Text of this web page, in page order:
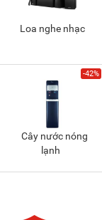
Loa nghe nhạc
-42%
Cây nước nóng
lạnh